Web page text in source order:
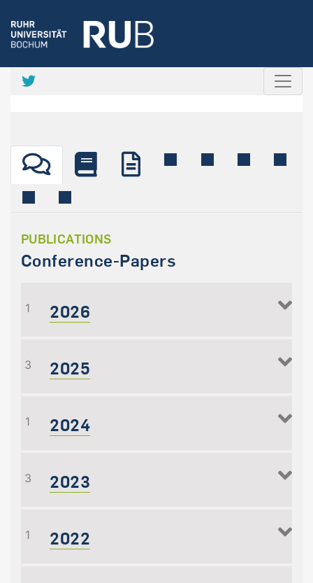
PUBLICATIONS
Conference-Papers
1 2026
3 2025
1 2024
3 2023
1 2022